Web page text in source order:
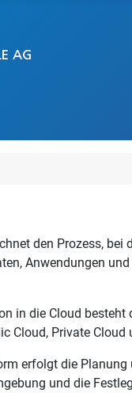
den Prozess,
Anwendungen
in die Cloud
Cloud, Private
erfolgt die
und die